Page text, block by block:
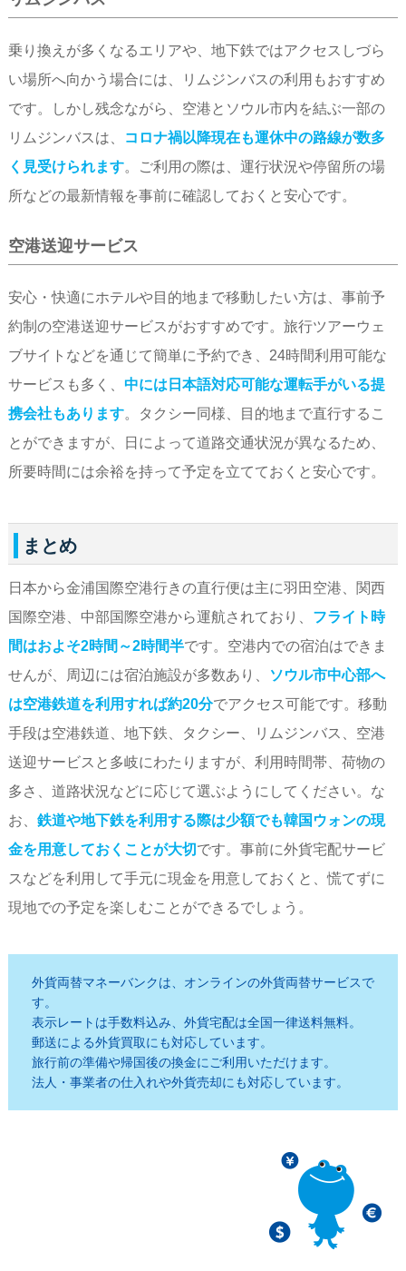
乗り換えが多くなるエリアや、地下鉄ではアクセスしづら
い場所へ向かう場合には、リムジンバスの利用もおすすめ
です。しかし残念ながら、空港とソウル市内を結ぶ一部の
リムジンバスは、
コロナ禍以降現在も運休中の路線が数多
く見受けられます。ご利用の際は、運行状況や停留所の場
所などの最新情報を事前に確認しておくと安心です。
空港送迎サービス
安心・快適にホテルや目的地まで移動したい方は、事前予
約制の空港送迎サービスがおすすめです。旅行ツアーウェ
ブサイトなどを通じて簡単に予約でき、24時間利用可能な
サービスも多く、 中には日本語対応可能な運転手がいる提
携会社もあります。タクシー同様、目的地まで直行するこ
とができますが、日によって道路交通状況が異なるため、
所要時間には余裕を持って予定を立てておくと安心です。
まとめ
日本から金浦国際空港行きの直行便は主に羽田空港、関西
国際空港、中部国際空港から運航されており、 フライト時
間はおよそ2時間～2時間半です。空港内での宿泊はできま
せんが、周辺には宿泊施設が多数あり、
ソウル市中心部へ
は空港鉄道を利用すれば約20分でアクセス可能です。移動
手段は空港鉄道、地下鉄、タクシー、リムジンバス、空港
送迎サービスと多岐にわたりますが、利用時間帯、荷物の
多さ、道路状況などに応じて選ぶようにしてください。な
お、 鉄道や地下鉄を利用する際は少額でも韓国ウォンの現
金を用意しておくことが大切です。事前に外貨宅配サービ
スなどを利用して手元に現金を用意しておくと、慌てずに
現地での予定を楽しむことができるでしょう。
外貨両替マネーバンクは、オンラインの外貨両替サービスで
す。
表示レートは手数料込み、外貨宅配は全国一律送料無料。
郵送による外貨買取にも対応しています。
旅行前の準備や帰国後の換金にご利用いただけます。
法人・事業者の仕入れや外貨売却にも対応しています。